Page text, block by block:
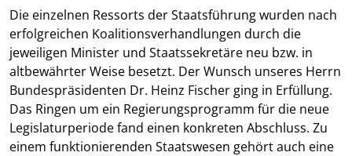
Die einzelnen Ressorts der Staatsführung wurden nach
erfolgreichen Koalitionsverhandlungen durch die
jeweiligen Minister und Staatssekretäre neu bzw. in
altbewährter Weise besetzt. Der Wunsch unseres Herrn
Bundespräsidenten Dr. Heinz Fischer ging in Erfüllung.
Das Ringen um ein Regierungsprogramm für die neue
Legislaturperiode fand einen konkreten Abschluss. Zu
einem funktionierenden Staatswesen gehört auch eine